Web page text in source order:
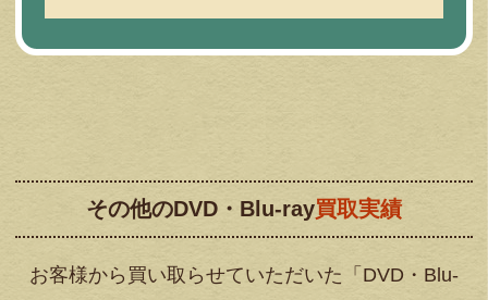
その他のDVD・Blu-ray買取実績
お客様から買い取らせていただいた「DVD・Blu-